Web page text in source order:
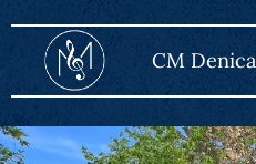
CM Denica